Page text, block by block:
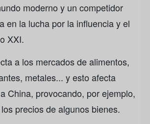
moderno y un competidor
en la lucha por la influencia y el
XXI.
a los mercados de alimentos,
metales... y esto afecta
China, provocando, por ejemplo,
precios de algunos bienes.